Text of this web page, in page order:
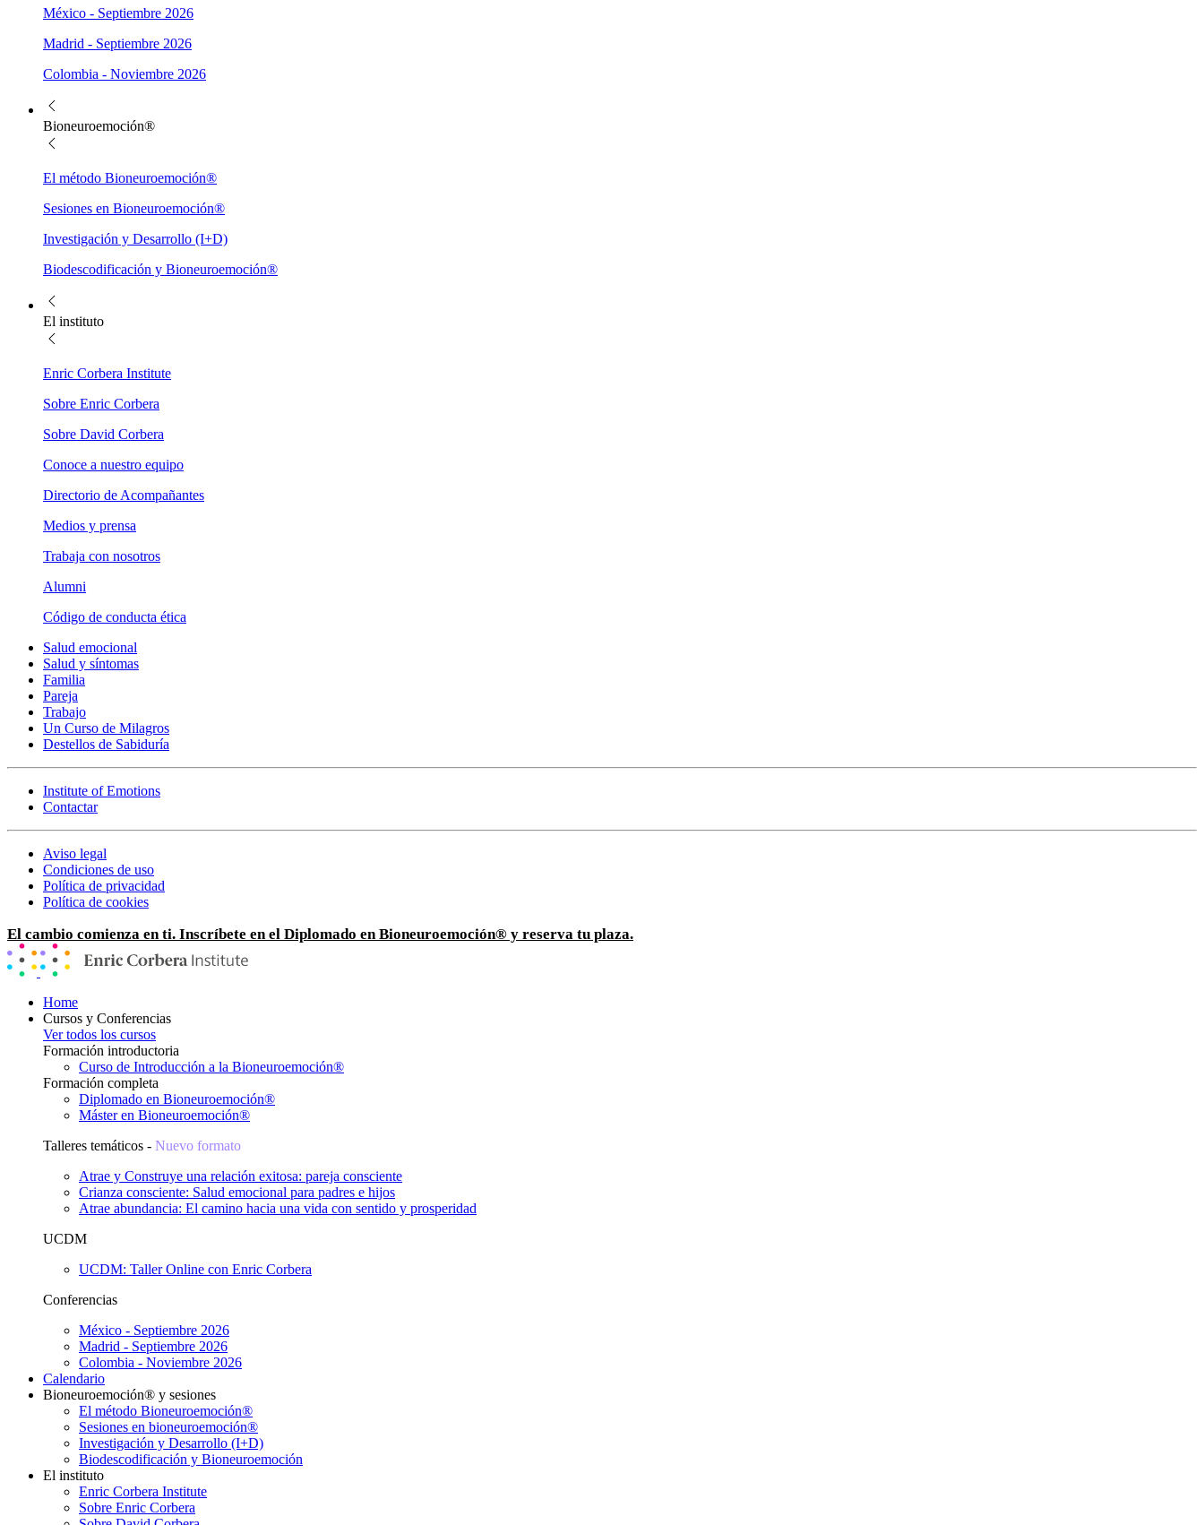
México - Septiembre 2026
Madrid - Septiembre 2026
Colombia - Noviembre 2026
Bioneuroemoción®
El método Bioneuroemoción®
Sesiones en Bioneuroemoción®
Investigación y Desarrollo (I+D)
Biodescodificación y Bioneuroemoción®
El instituto
Enric Corbera Institute
Sobre Enric Corbera
Sobre David Corbera
Conoce a nuestro equipo
Directorio de Acompañantes
Medios y prensa
Trabaja con nosotros
Alumni
Código de conducta ética
Salud emocional
Salud y síntomas
Familia
Pareja
Trabajo
Un Curso de Milagros
Destellos de Sabiduría
Institute of Emotions
Contactar
Aviso legal
Condiciones de uso
Política de privacidad
Política de cookies
El cambio comienza en ti. Inscríbete en el Diplomado en Bioneuroemoción® y reserva tu plaza.
Home
Cursos y Conferencias
Ver todos los cursos
Formación introductoria
Curso de Introducción a la Bioneuroemoción®
Formación completa
Diplomado en Bioneuroemoción®
Máster en Bioneuroemoción®
Talleres temáticos - Nuevo formato
Atrae y Construye una relación exitosa: pareja consciente
Crianza consciente: Salud emocional para padres e hijos
Atrae abundancia: El camino hacia una vida con sentido y prosperidad
UCDM
UCDM: Taller Online con Enric Corbera
Conferencias
México - Septiembre 2026
Madrid - Septiembre 2026
Colombia - Noviembre 2026
Calendario
Bioneuroemoción® y sesiones
El método Bioneuroemoción®
Sesiones en bioneuroemoción®
Investigación y Desarrollo (I+D)
Biodescodificación y Bioneuroemoción
El instituto
Enric Corbera Institute
Sobre Enric Corbera